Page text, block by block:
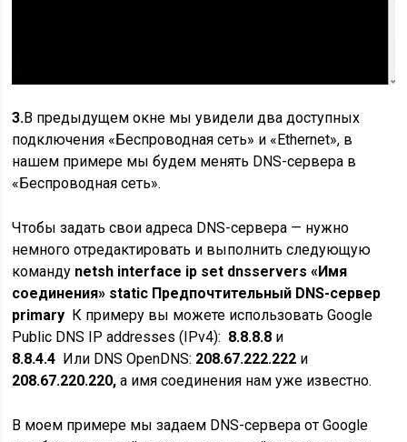
3.В предыдущем окне мы увидели два доступных
подключения «Беспроводная сеть» и «Ethernet», в
нашем примере мы будем менять DNS-сервера в
«Беспроводная сеть».
Чтобы задать свои адреса DNS-сервера — нужно
немного отредактировать и выполнить следующую
команду netsh interface ip set dnsservers «Имя
соединения» static Предпочтительный DNS-сервер
primary К примеру вы можете использовать Google
Public DNS IP addresses (IPv4): 8.8.8.8 и
8.8.4.4 Или DNS OpenDNS: 208.67.222.222 и
208.67.220.220,а имя соединения нам уже известно.
В моем примере мы задаем DNS-сервера от Google